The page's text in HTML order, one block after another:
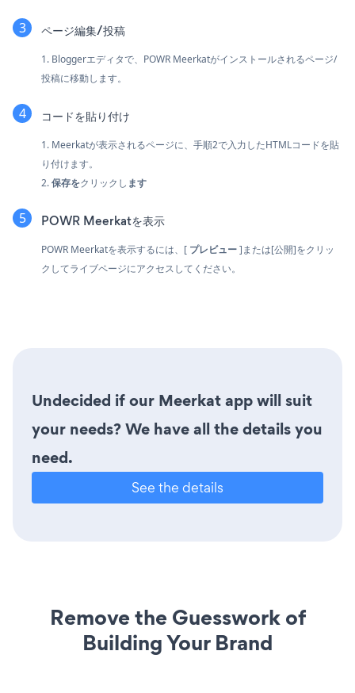
ページ編集/投稿
1. Bloggerエディタで、POWR Meerkatがインストールされるページ/
投稿に移動します。
コードを貼り付け
1. Meerkatが表示されるページに、手順2で入力したHTMLコードを貼
り付けます。
2.保存をクリックし ます
POWR Meerkatを表示
POWR Meerkatを表示するには、[ プレビュー]または[公開]をクリッ
クしてライブページにアクセスしてください。
Undecided if our Meerkat app will suit
your needs? We have all the details you
need.
See the details
Remove the Guesswork of
Building Your Brand